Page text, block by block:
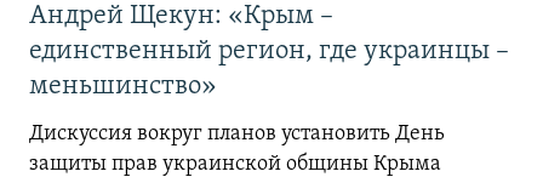
Андрей Щекун: «Крым –
единственный регион, где украинцы –
меньшинство»
Дискуссия вокруг планов установить День
защиты прав украинской общины Крыма